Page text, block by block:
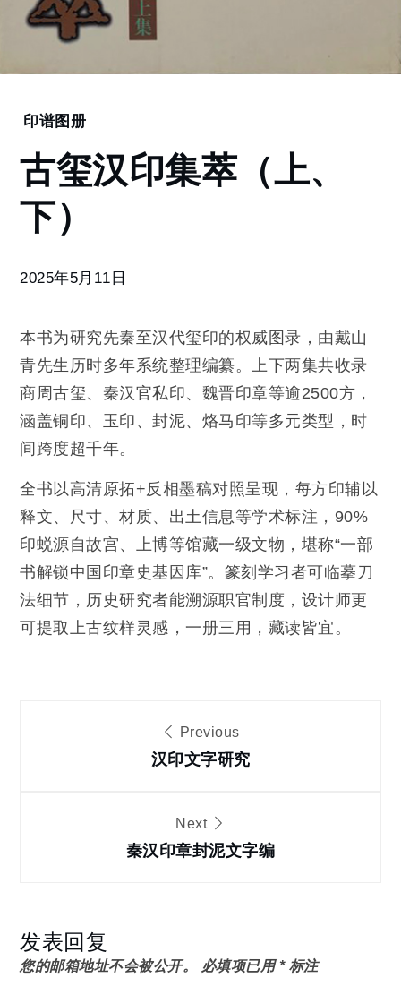
Home
印集萃
（上、
下）
印谱图册
古玺汉印集萃（上、
下）
2025年5月11日
本书为研究先秦至汉代玺印的权威图录，由戴山
青先生历时多年系统整理编纂。上下两集共收录
商周古玺、秦汉官私印、魏晋印章等逾2500方，
涵盖铜印、玉印、封泥、烙马印等多元类型，时
间跨度超千年。
全书以高清原拓+反相墨稿对照呈现，每方印辅以
释文、尺寸、材质、出土信息等学术标注，90%
印蜕源自故宫、上博等馆藏一级文物，堪称“一部
书解锁中国印章史基因库”。篆刻学习者可临摹刀
法细节，历史研究者能溯源职官制度，设计师更
可提取上古纹样灵感，一册三用，藏读皆宜。
Previous
汉印文字研究
Next
秦汉印章封泥文字编
发表回复
您的邮箱地址不会被公开。 必填项已用*标注